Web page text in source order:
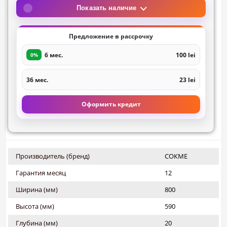
Показать наличие
Предложение в рассрочку
0% 6 мес. 100 lei
36 мес. 23 lei
Оформить кредит
Производитель (бренд)
СОКМЕ
Гарантия месяц
12
Ширина (мм)
800
Высота (мм)
590
Глубина (мм)
20